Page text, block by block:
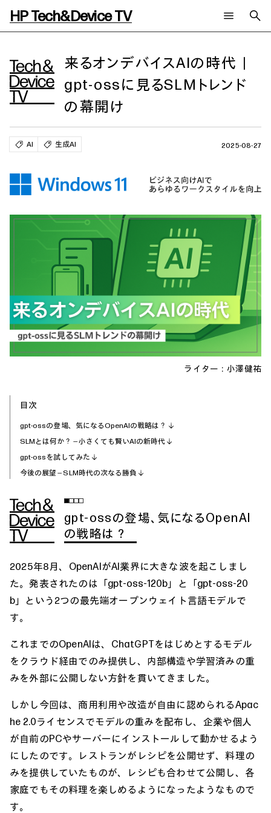
HP Tech&Device TV
全てのコンテンツ
チャンネル
AIの進化と活用事例
サイバーセキュリティ
教育とテクノロジー
ハイブリッドワーク
ワークステーション
WXP（DEXツール）
イベント・セミナー情報
メールニュース会員登録
日本HP 公式Webサイト
HP Tech&Device TV 内のコンテンツを検索します。
来るオンデバイスAIの時代｜
gpt-ossに見るSLMトレンド
の幕開け
AI 生成AI 2025-08-27
ライター：小澤健祐
目次
gpt-ossの登場、気になるOpenAIの戦略は？
SLMとは何か？ ― 小さくても賢いAIの新時代
gpt-ossを試してみた
今後の展望 ― SLM時代の次なる勝負
gpt-ossの登場、気になるOpenAI
の戦略は？
2025年8月、OpenAIがAI業界に大きな波を起こしまし
た。発表されたのは「gpt-oss-120b」と「gpt-oss-20
b」という2つの最先端オープンウェイト言語モデルで
す。
これまでのOpenAIは、ChatGPTをはじめとするモデル
をクラウド経由でのみ提供し、内部構造や学習済みの重
みを外部に公開しない方針を貫いてきました。
しかし今回は、商用利用や改造が自由に認められるApac
he 2.0ライセンスでモデルの重みを配布し、企業や個人
が自前のPCやサーバーにインストールして動かせるよう
にしたのです。レストランがレシピを公開せず、料理の
みを提供していたものが、レシピも合わせて公開し、各
家庭でもその料理を楽しめるようになったようなもので
す。